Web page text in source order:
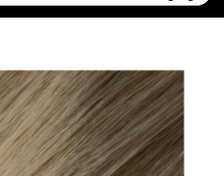
Coloration Healing Color